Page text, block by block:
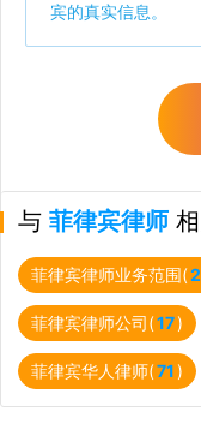
宾的真实信息。
与 菲律宾律师
菲律宾律师业务范围(
菲律宾律师公司(17)
菲律宾华人律师(71)